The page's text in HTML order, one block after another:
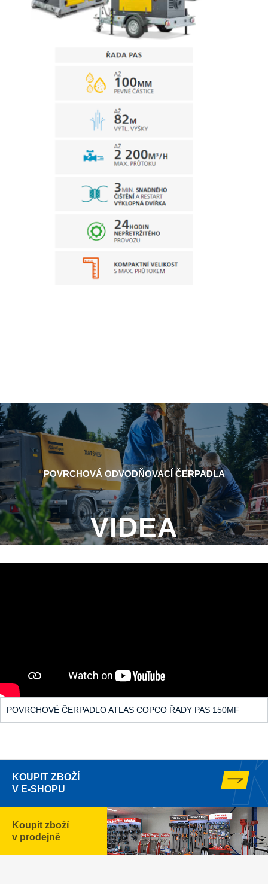
POVRCHOVÁ ODVODŇOVACÍ ČERPADLA
VIDEA
POVRCHOVÉ ČERPADLO ATLAS COPCO ŘADY PAS 150MF
KOUPIT ZBOŽÍ
V E-SHOPU
Koupit zboží
v prodejně